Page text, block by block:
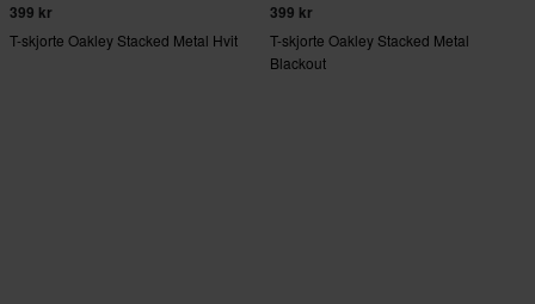
399 kr
T-skjorte Oakley Stacked Metal Hvit
399 kr
T-skjorte Oakley Stacked Metal
Blackout